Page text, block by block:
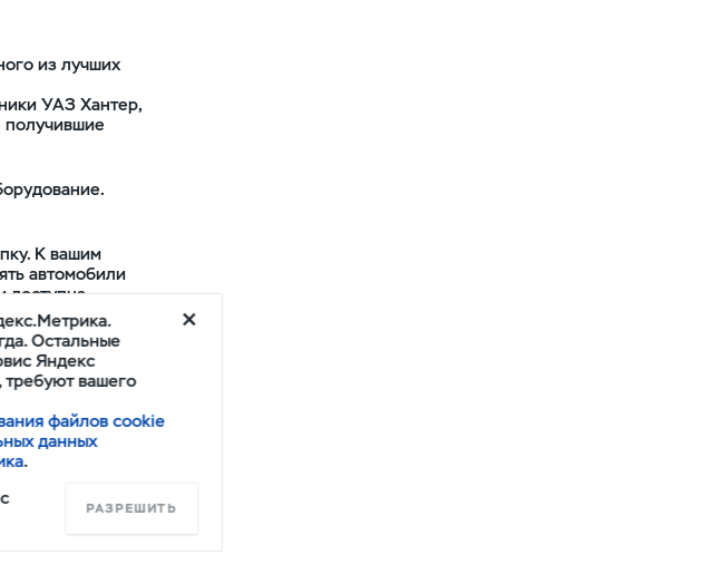
из лучших
УАЗ Хантер,
К вашим
автомобили
доступна
УАЗ в
уделяем
и ремонту
Соллерс и
амбициозные
и области.
Остальные
Яндекс
вашего
файлов cookie
данных
.
РАЗРЕШИТЬ